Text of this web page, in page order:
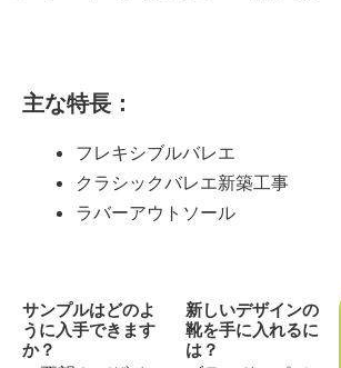
主な特長：
フレキシブルバレエ
クラシックバレエ新築工事
ラバーアウトソール
サンプルはどのよ
うに入手できます
か？
新しいデザインの
靴を手に入れるに
は？